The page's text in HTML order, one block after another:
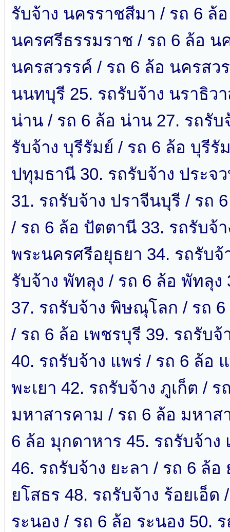
รับจ้าง นครราชสีมา / รถ 6 ล้
นครศรีธรรมราช / รถ 6 ล้อ น
นครสวรรค์ / รถ 6 ล้อ นครสว
นนทบุรี 25. รถรับจ้าง นราธิว
น่าน / รถ 6 ล้อ น่าน 27. รถรับ
รับจ้าง บุรีรัมย์ / รถ 6 ล้อ บุรี
ปทุมธานี 30. รถรับจ้าง ประจ
31. รถรับจ้าง ปราจีนบุรี / รถ
/ รถ 6 ล้อ ปัตตานี 33. รถรับจ้
พระนครศรีอยุธยา 34. รถรับจ้
รับจ้าง พัทลุง / รถ 6 ล้อ พัทลุ
37. รถรับจ้าง พิษณุโลก / รถ
/ รถ 6 ล้อ เพชรบุรี 39. รถรับ
40. รถรับจ้าง แพร่ / รถ 6 ล้อ
พะเยา 42. รถรับจ้าง ภูเก็ต /
มหาสารคาม / รถ 6 ล้อ มหาส
6 ล้อ มุกดาหาร 45. รถรับจ้า
46. รถรับจ้าง ยะลา / รถ 6 ล้
ยโสธร 48. รถรับจ้าง ร้อยเอ็ด
ระนอง / รถ 6 ล้อ ระนอง 50.